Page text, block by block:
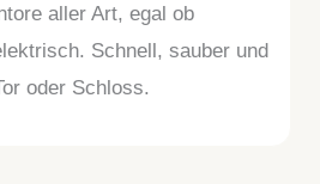
aller Art, egal ob
Schnell, sauber und
oder Schloss.